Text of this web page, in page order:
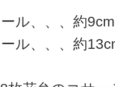
ル、、、約
ル、、、約